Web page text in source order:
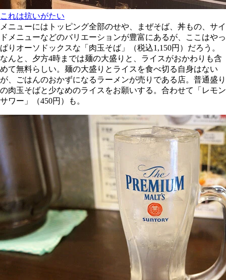
これは抗いがたい
メニューにはトッピング全部のせや、まぜそば、丼もの、サイ
ドメニューなどのバリエーションが豊富にあるが、ここはやっ
ぱりオーソドックスな「肉玉そば」（税込1,150円）だろう。
なんと、夕方4時までは麺の大盛りと、ライスがおかわりも含
めて無料らしい。麺の大盛りとライスを食べ切る自身はない
が、ごはんのおかずになるラーメンが売りである店。普通盛り
の肉玉そばと少なめのライスをお願いする。合わせて「レモン
サワー」（450円）も。